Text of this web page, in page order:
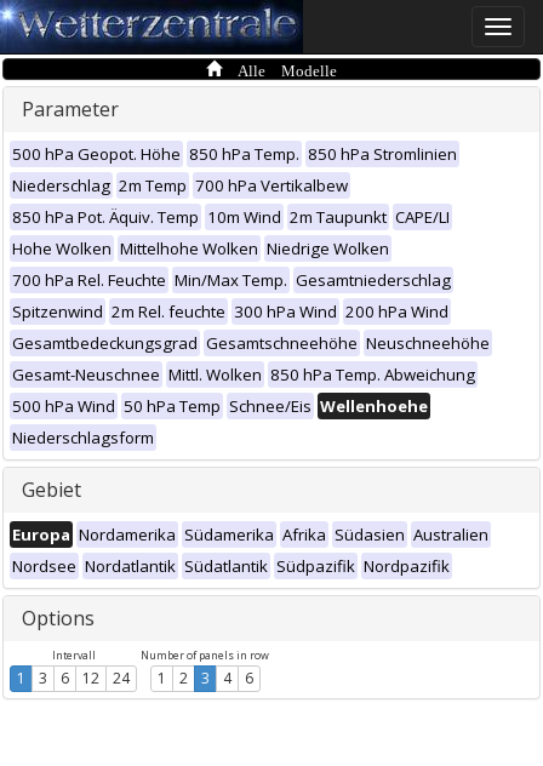
Toggle
Alle Modelle
Parameter
500 hPa Geopot. Höhe 850 hPa Temp. 850 hPa Stromlinien
Niederschlag 2m Temp 700 hPa Vertikalbew
850 hPa Pot. Äquiv. Temp 10m Wind 2m Taupunkt CAPE/LI
Hohe Wolken Mittelhohe Wolken Niedrige Wolken
700 hPa Rel. Feuchte Min/Max Temp. Gesamtniederschlag
Spitzenwind 2m Rel. feuchte 300 hPa Wind 200 hPa Wind
Gesamtbedeckungsgrad Gesamtschneehöhe Neuschneehöhe
Gesamt-Neuschnee Mittl. Wolken 850 hPa Temp. Abweichung
500 hPa Wind 50 hPa Temp Schnee/Eis Wellenhoehe
Niederschlagsform
Gebiet
Europa Nordamerika Südamerika Afrika Südasien Australien
Nordsee Nordatlantik Südatlantik Südpazifik Nordpazifik
Options
Intervall
1 3 6 12 24
Number of panels in row
1 2 3 4 6